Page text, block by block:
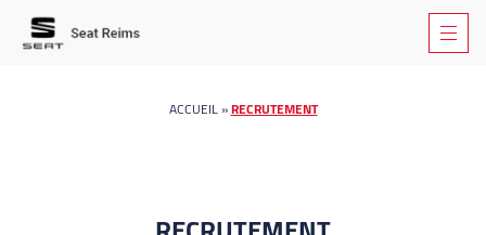
ACCUEIL»RECRUTEMENT